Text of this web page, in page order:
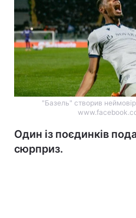
"Базель" створив
Один із поєдинків
сюрприз.